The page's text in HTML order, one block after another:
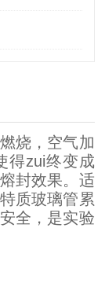
烧，空气加
得zui终变成
封效果。适
质玻璃管累
全，是实验